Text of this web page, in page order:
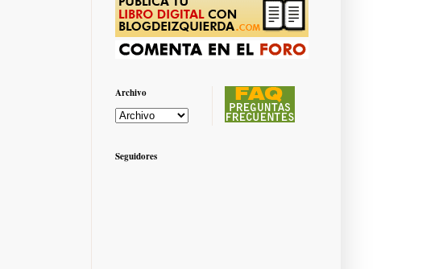
Archivo
Seguidores